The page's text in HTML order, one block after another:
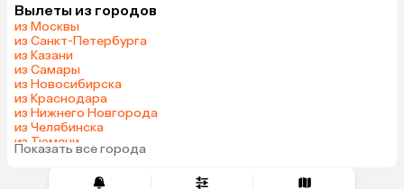
Армения
Казахстан
Узбекистан
Индия
Катар
Гонконг
Таджикистан
Вылеты из городов
из Москвы
из Санкт-Петербурга
из Казани
из Самары
из Новосибирска
из Краснодара
из Нижнего Новгорода
из Челябинска
из Тюмени
из Минеральных Вод
Показать все города